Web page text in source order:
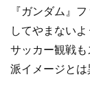
『ガンダム』
してやまないよ
サッカー観戦
派イメージとは